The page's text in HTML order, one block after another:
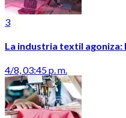
3
La industria textil agoniza:
4/8, 03:45 p. m.